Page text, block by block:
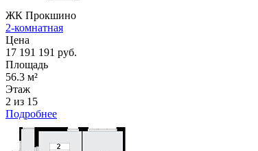
ЖК Прокшино
2-комнатная
Цена
17 191 191 руб.
Площадь
56.3 м²
Этаж
2 из 15
Подробнее